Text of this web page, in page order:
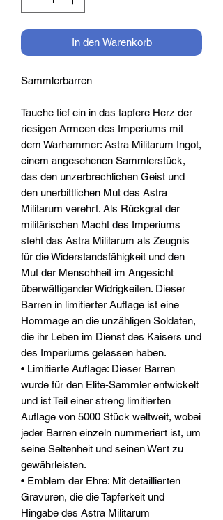
In den Warenkorb
Sammlerbarren
Tauche tief ein in das tapfere Herz der
riesigen Armeen des Imperiums mit
dem Warhammer: Astra Militarum Ingot,
einem angesehenen Sammlerstück,
das den unzerbrechlichen Geist und
den unerbittlichen Mut des Astra
Militarum verehrt. Als Rückgrat der
militärischen Macht des Imperiums
steht das Astra Militarum als Zeugnis
für die Widerstandsfähigkeit und den
Mut der Menschheit im Angesicht
überwältigender Widrigkeiten. Dieser
Barren in limitierter Auflage ist eine
Hommage an die unzähligen Soldaten,
die ihr Leben im Dienst des Kaisers und
des Imperiums gelassen haben.
• Limitierte Auflage: Dieser Barren
wurde für den Elite-Sammler entwickelt
und ist Teil einer streng limitierten
Auflage von 5000 Stück weltweit, wobei
jeder Barren einzeln nummeriert ist, um
seine Seltenheit und seinen Wert zu
gewährleisten.
• Emblem der Ehre: Mit detaillierten
Gravuren, die die Tapferkeit und
Hingabe des Astra Militarum